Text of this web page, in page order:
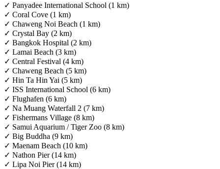
✓ Panyadee International School (1 km)
✓ Coral Cove (1 km)
✓ Chaweng Noi Beach (1 km)
✓ Crystal Bay (2 km)
✓ Bangkok Hospital (2 km)
✓ Lamai Beach (3 km)
✓ Central Festival (4 km)
✓ Chaweng Beach (5 km)
✓ Hin Ta Hin Yai (5 km)
✓ ISS International School (6 km)
✓ Flughafen (6 km)
✓ Na Muang Waterfall 2 (7 km)
✓ Fishermans Village (8 km)
✓ Samui Aquarium / Tiger Zoo (8 km)
✓ Big Buddha (9 km)
✓ Maenam Beach (10 km)
✓ Nathon Pier (14 km)
✓ Lipa Noi Pier (14 km)